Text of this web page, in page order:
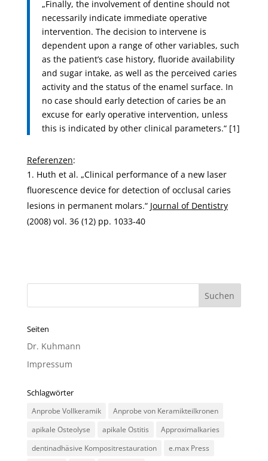
„Finally, the involvement of dentine should not
necessarily indicate immediate operative
intervention. The decision to intervene is
dependent upon a range of other variables, such
as the patient’s case history, fluoride availability
and sugar intake, as well as the perceived caries
activity and the status of the enamel surface. In
no case should early detection of caries be an
excuse for early operative intervention, unless
this is indicated by other clinical parameters.“ [1]
Referenzen:
Huth et al. „Clinical performance of a new laser
fluorescence device for detection of occlusal caries
lesions in permanent molars.“ Journal of Dentistry
(2008) vol. 36 (12) pp. 1033-40
Seiten
Dr. Kuhmann
Impressum
Schlagwörter
Anprobe Vollkeramik
Anprobe von Keramikteilkronen
apikale Osteolyse
apikale Ostitis
Approximalkaries
dentinadhäsive Kompositrestauration
e.max Press